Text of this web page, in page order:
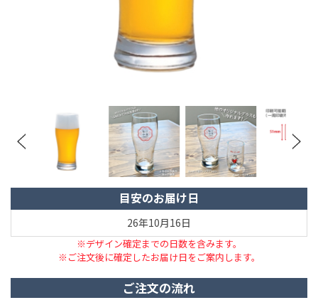
目安のお届け日
26年10月16日
※デザイン確定までの日数を含みます。
※ご注文後に確定したお届け日をご案内します。
ご注文の流れ